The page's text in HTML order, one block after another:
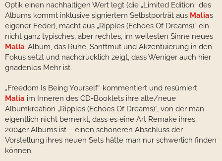
Optik einen nachhaltigen Wert legt (die „Limited Edition“ des
Albums kommt inklusive signiertem Selbstporträt aus Malias
eigener Feder), macht aus „Ripples (Echoes Of Dreams)“ ein
nicht ganz typisches, aber rechtes, im weitesten Sinne neues
Malia-Album, das Ruhe, Sanftmut und Akzentuierung in den
Fokus setzt und nachdrücklich zeigt, dass Weniger auch hier
gnadenlos Mehr ist.
„Freedom Is Being Yourself“ kommentiert und resümiert
Malia im Inneren des CD-Booklets ihre alte/neue
Albumkreation „Ripples (Echoes Of Dreams)“, von der man
eigentlich nicht bemerkt, dass es eine Art Remake ihres
2004er Albums ist – einen schöneren Abschluss der
Vorstellung ihres neuen Sets hätte man nur schwerlich finden
können.